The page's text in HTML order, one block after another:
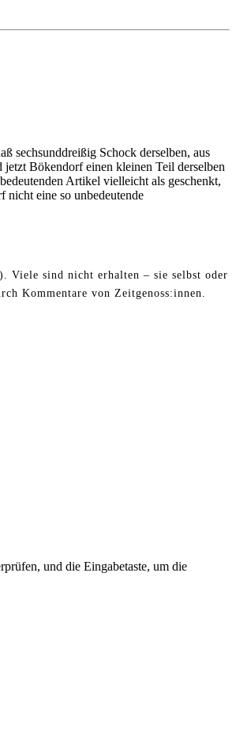
sechsunddreißig Schock derselben, aus
Bökendorf einen kleinen Teil derselben
Artikel vielleicht als geschenkt,
eine so unbedeutende
Viele sind nicht erhalten – sie selbst oder
Kommentare von Zeitgenoss:innen.
und die Eingabetaste, um die